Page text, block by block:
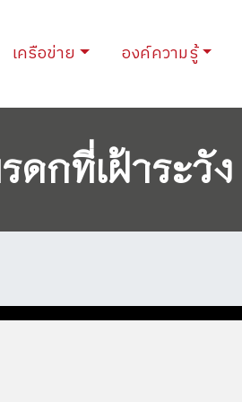
เครือข่าย องค์ความรู้
ดกที่เฝ้าระวัง